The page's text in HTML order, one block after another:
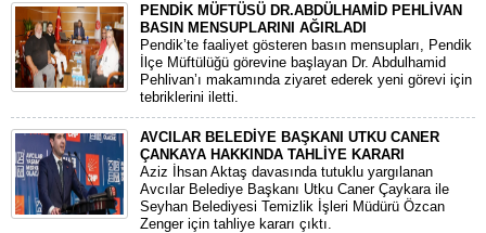
PENDİK MÜFTÜSÜ DR.ABDÜLHAMİD PEHLİVAN
BASIN MENSUPLARINI AĞIRLADI
​Pendik’te faaliyet gösteren basın mensupları, Pendik
İlçe Müftülüğü görevine başlayan Dr. Abdulhamid
Pehlivan’ı makamında ziyaret ederek yeni görevi için
tebriklerini iletti.
AVCILAR BELEDİYE BAŞKANI UTKU CANER
ÇANKAYA HAKKINDA TAHLİYE KARARI
​Aziz İhsan Aktaş davasında tutuklu yargılanan
Avcılar Belediye Başkanı Utku Caner Çaykara ile
Seyhan Belediyesi Temizlik İşleri Müdürü Özcan
Zenger için tahliye kararı çıktı.